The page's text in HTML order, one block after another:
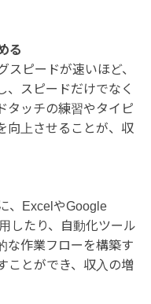
る
スピードが速いほど、
、スピードだけでなく
タッチの練習やタイピ
向上させることが、収
、ExcelやGoogle
したり、自動化ツール
な作業フローを構築す
ことができ、収入の増